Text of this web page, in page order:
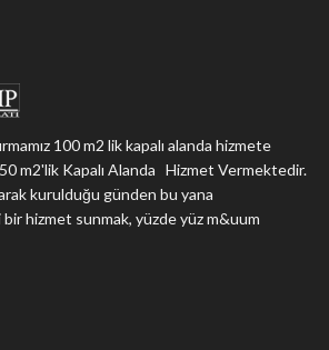
100 m2 lik kapalı alanda hizmete
m2'lik Kapalı Alanda Hizmet Vermektedir.
kurulduğu günden bu yana
hizmet sunmak, yüzde yüz m&uum